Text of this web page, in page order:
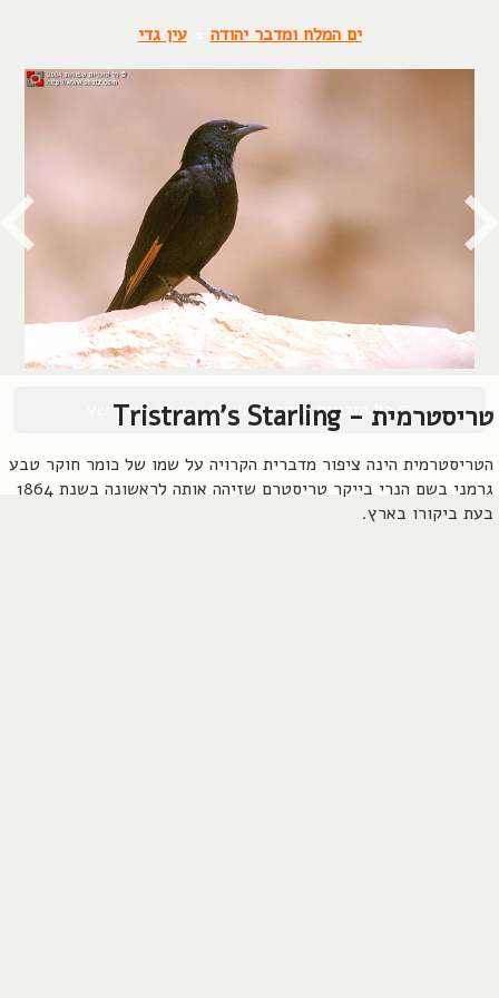
ים המלח ומדבר יהודה »עין גדי
טריסטרמית - Tristram's Starling
הטריסטרמית הינה ציפור מדברית הקרויה על שמו של כומר חוקר טבע
גרמני בשם הנרי בייקר טריסטרם שזיהה אותה לראשונה בשנת 1864
בעת ביקורו בארץ.
© כל הזכויות שמורות, 2004-2026, אורן שץ